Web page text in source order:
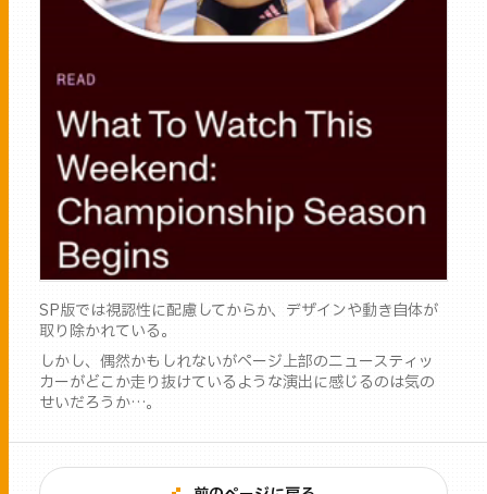
SP版では視認性に配慮してからか、デザインや動き自体が
取り除かれている。
しかし、偶然かもしれないがページ上部のニュースティッ
カーがどこか走り抜けているような演出に感じるのは気の
せいだろうか…。